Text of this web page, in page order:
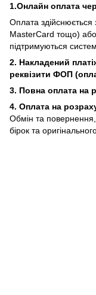
1.Онлайн оплата
Оплата здійснюється
MasterCard тощо)
підтримуються
2. Накладений
реквізити ФОП (
3. Повна оплата на
4. Оплата на
Обмін та повернення,
бірок та